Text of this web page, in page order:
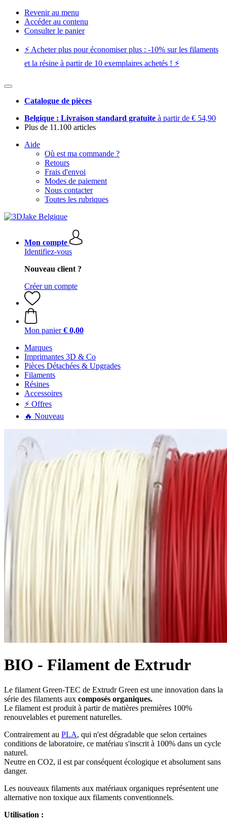
Revenir au menu
Accéder au contenu
Consulter le panier
⚡️ Acheter plus pour économiser plus : -10% sur les filaments
et la résine à partir de 10 exemplaires achetés ! ⚡️
Catalogue de pièces
Belgique : Livraison standard gratuite à partir de € 54,90
Plus de 11.100 articles
Aide
Où est ma commande ?
Retours
Frais d'envoi
Modes de paiement
Nous contacter
Toutes les rubriques
Mon compte
Identifiez-vous
Nouveau client ?
Créer un compte
Mon panier € 0,00
Marques
Imprimantes 3D & Co
Pièces Détachées & Upgrades
Filaments
Résines
Accessoires
⚡ Offres
🔥 Nouveau
BIO - Filament de Extrudr
Le filament Green-TEC de Extrudr Green est une innovation dans la
série des filaments aux composés organiques.
Le filament est produit à partir de matières premières 100%
renouvelables et purement naturelles.
Contrairement au PLA, qui n'est dégradable que selon certaines
conditions de laboratoire, ce matériau s'inscrit à 100% dans un cycle
naturel.
Neutre en CO2, il est par conséquent écologique et absolument sans
danger.
Les nouveaux filaments aux matériaux organiques représentent une
alternative non toxique aux filaments conventionnels.
Utilisation :